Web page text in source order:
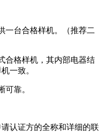
台合格样机。（推荐二
格样机，其内部电器结
一致。
靠。
认证方的全称和详细的联